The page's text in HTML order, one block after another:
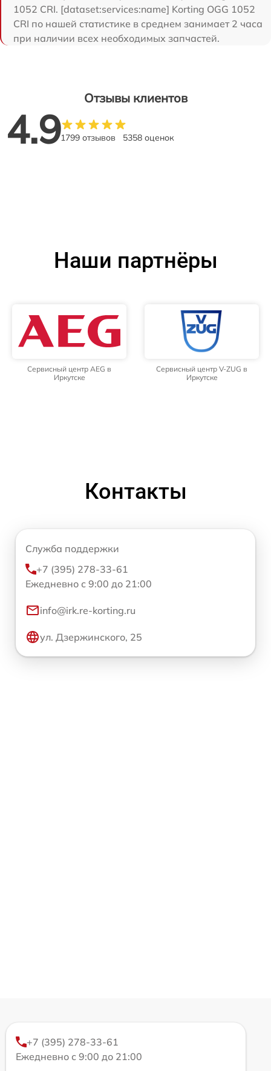
1052 CRI. [dataset:services:name] Korting OGG 1052
CRI по нашей статистике в среднем занимает 2 часа
при наличии всех необходимых запчастей.
Отзывы клиентов
4.91799 отзывов 5358 оценок
Наши партнёры
Сервисный центр AEG в
Иркутске
Сервисный центр V-ZUG в
Иркутске
Контакты
Служба поддержки
+7 (395) 278-33-61
Ежедневно с 9:00 до 21:00
info@irk.re-korting.ru
ул. Дзержинского, 25
+7 (395) 278-33-61
Ежедневно с 9:00 до 21:00